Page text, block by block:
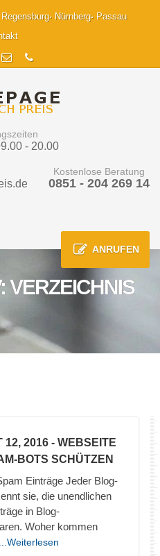
Regensburg Nürnberg
Passau
- 20.00
Kostenlose Beratung
0851 - 204 269 14
ANRUFEN
VERZEICHNIS
12, 2016 - WEBSEITE
BOTS SCHÜTZEN
Einträge Jeder Blog-
sie, die unendlichen
in Blog-
Woher kommen
...Weiterlesen